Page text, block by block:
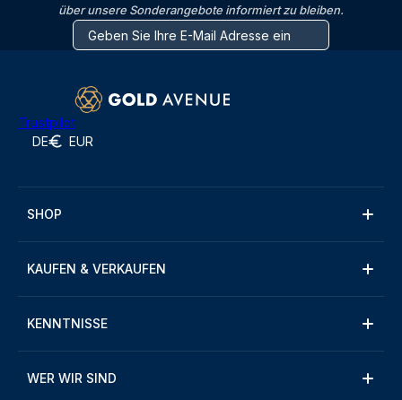
über unsere Sonderangebote informiert zu bleiben.
Trustpilot
DE EUR
SHOP
KAUFEN & VERKAUFEN
KENNTNISSE
WER WIR SIND